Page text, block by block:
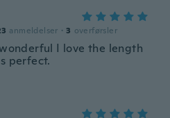
anmeldelser · 3 overførsler
I love the length
perfect.